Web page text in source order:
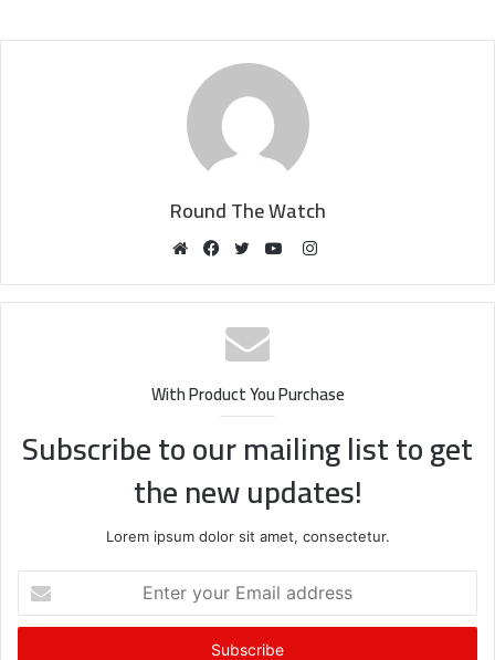
Round The Watch
Instagram
With Product You Purchase
Subscribe to our mailing list to get
the new updates!
Lorem ipsum dolor sit amet, consectetur.
your
Email